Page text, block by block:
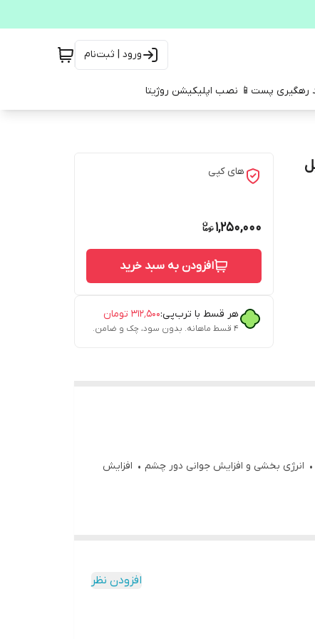
ورود | ثبت‌نام
رهگیری پست 📱 نصب اپلیکیشن روژیتا
های کپی
1,250,000
افزودن به سبد خرید
هر قسط با ترب‌پی:۳۱۲٬۵۰۰ تومان
۴ قسط ماهانه. بدون سود، چک و ضامن.
کانادا • حجم: 30 میلی لیتر • کاهش تیرگی دور چشم • انرژی بخشی و افزایش جوانی دور چشم • افزایش
افزودن نظر